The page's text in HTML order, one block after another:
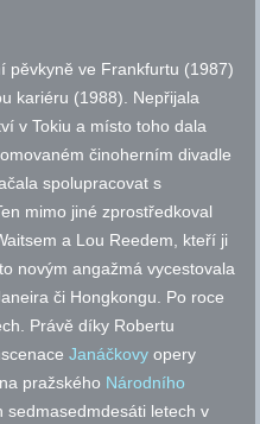
pěvkyně ve Frankfurtu (1987)
kariéru (1988). Nepřijala
v Tokiu a místo toho dala
činoherním divadle
spolupracovat s
mimo jiné zprostředkoval
a Lou Reedem, kteří ji
novým angažmá vycestovala
či Hongkongu. Po roce
Právě díky Robertu
Janáčkovy opery
pražského Národního
sedmasedmdesáti letech v